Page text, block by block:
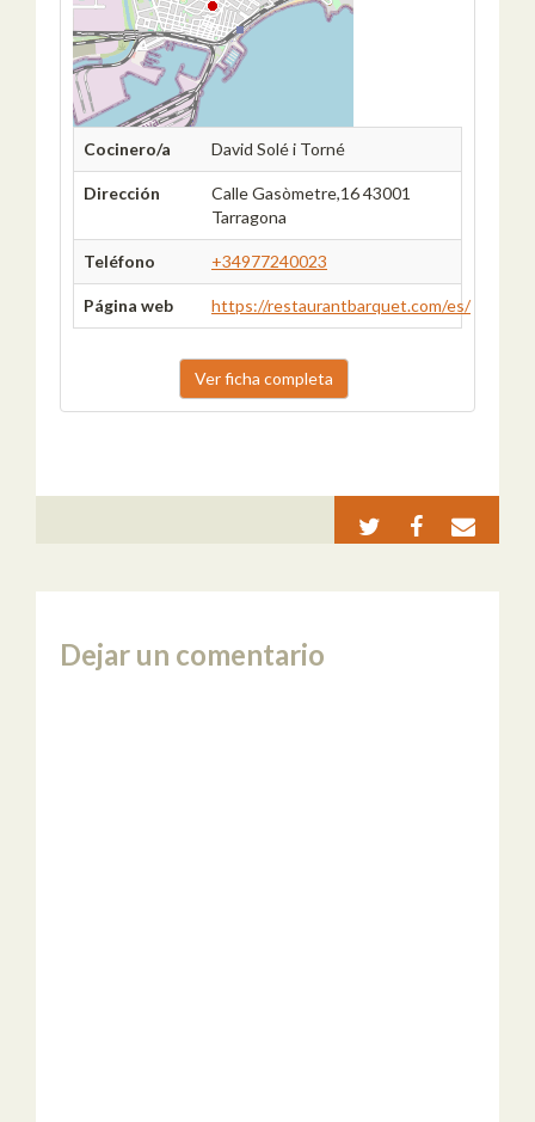
Cocinero/a David Solé i Torné
Dirección
Calle Gasòmetre,16 43001
Tarragona
Teléfono +34977240023
Página web https://restaurantbarquet.com/es/
Ver ficha completa
Dejar un comentario